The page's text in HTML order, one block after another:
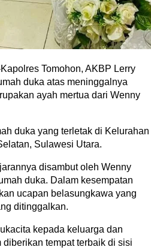
Tomohon, AKBP Lerry
duka atas meninggalnya
ayah mertua dari Wenny
duka yang terletak di Kelurahan
Sulawesi Utara.
disambut oleh Wenny
duka. Dalam kesempatan
ucapan belasungkawa yang
ditinggalkan.
kepada keluarga dan
tempat terbaik di sisi